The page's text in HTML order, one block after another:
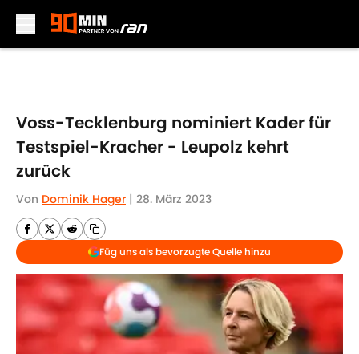
Voss-Tecklenburg nominiert Kader für
Testspiel-Kracher - Leupolz kehrt
zurück
Von Dominik Hager | 28. März 2023
Füg uns als bevorzugte Quelle hinzu